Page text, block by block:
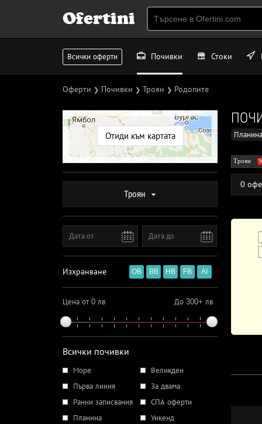
Ofertini
Всички оферти Почивки Стоки
Оферти ❯ Почивки ❯ Троян ❯ Родопите
Отиди към картата
Троян
Изхранване OB BB HB FB AI
Цена от 0 лв До 300+ лв
Всички почивки
Море
Великден
Първа линия
За двама
Ранни записвания
СПА оферти
Планина
Уикенд
Троян
0